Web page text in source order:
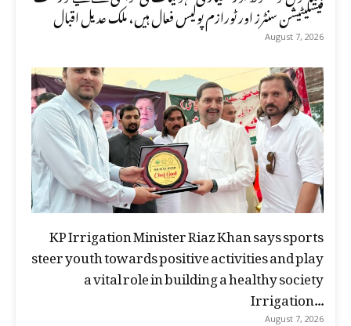
فیسلیٹیشن سنٹرز اور ٹورازم پولیس فعال ہیں، ملک عدیل اقبال
August 7, 2026
KP Irrigation Minister Riaz Khan says sports
steer youth towards positive activities and play
a vital role in building a healthy society
Irrigation...
August 7, 2026